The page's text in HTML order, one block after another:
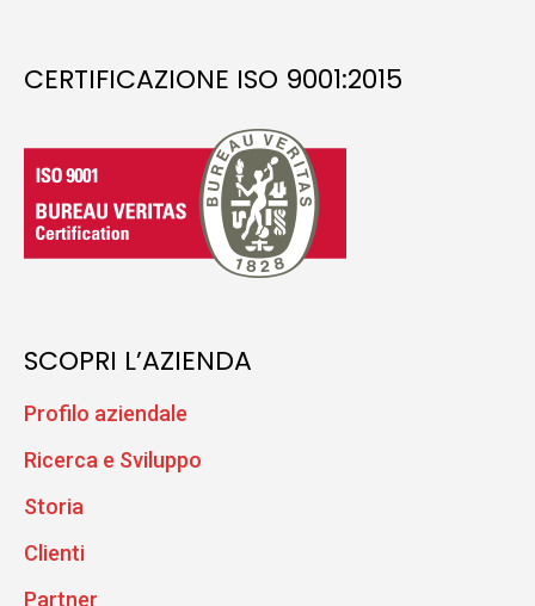
CERTIFICAZIONE ISO 9001:2015
SCOPRI L’AZIENDA
Profilo aziendale
Ricerca e Sviluppo
Storia
Clienti
Partner